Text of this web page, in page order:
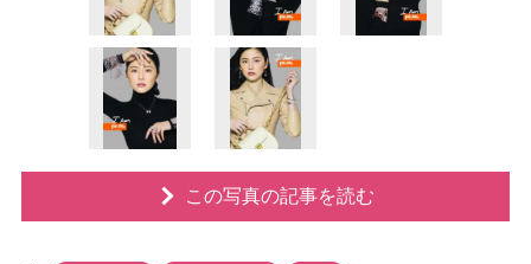
この写真の記事を読む